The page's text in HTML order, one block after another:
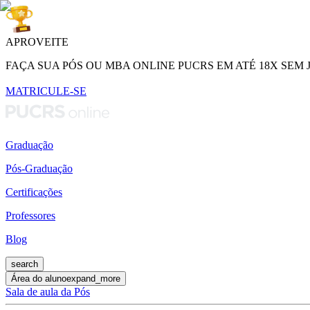
APROVEITE
FAÇA SUA PÓS OU MBA ONLINE PUCRS EM ATÉ 18X SEM
MATRICULE-SE
Graduação
Pós-Graduação
Certificações
Professores
Blog
search
Área do alunoexpand_more
Sala de aula da Pós